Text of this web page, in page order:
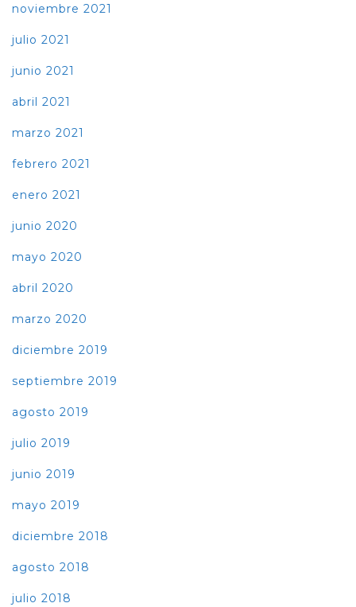
noviembre 2021
julio 2021
junio 2021
abril 2021
marzo 2021
febrero 2021
enero 2021
junio 2020
mayo 2020
abril 2020
marzo 2020
diciembre 2019
septiembre 2019
agosto 2019
julio 2019
junio 2019
mayo 2019
diciembre 2018
agosto 2018
julio 2018